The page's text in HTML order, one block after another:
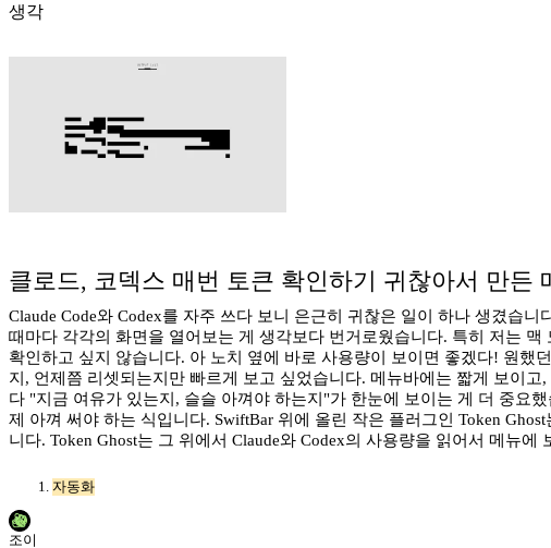
생각
클로드, 코덱스 매번 토큰 확인하기 귀찮아서 만든
Claude Code와 Codex를 자주 쓰다 보니 은근히 귀찮은 일이 하나 생겼습
때마다 각각의 화면을 열어보는 게 생각보다 번거로웠습니다. 특히 저는
확인하고 싶지 않습니다. 아 노치 옆에 바로 사용량이 보이면 좋겠다! 원했
지, 언제쯤 리셋되는지만 빠르게 보고 싶었습니다. 메뉴바에는 짧게 보이
다 "지금 여유가 있는지, 슬슬 아껴야 하는지"가 한눈에 보이는 게 더 중요
제 아껴 써야 하는 식입니다. SwiftBar 위에 올린 작은 플러그인 Token
니다. Token Ghost는 그 위에서 Claude와 Codex의 사용량을 읽어서 메뉴
자동화
조이